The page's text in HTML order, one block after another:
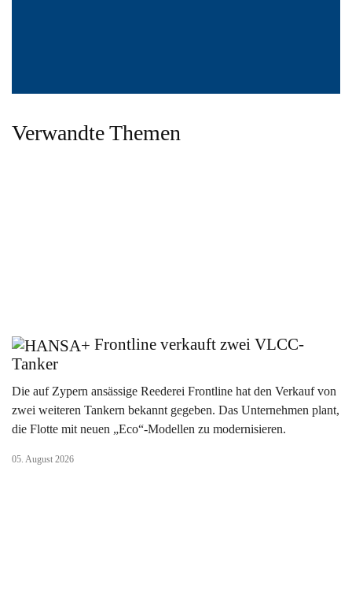
Verwandte Themen
Frontline verkauft zwei VLCC-
Tanker
Die auf Zypern ansässige Reederei Frontline hat den Verkauf von
zwei weiteren Tankern bekannt gegeben. Das Unternehmen plant,
die Flotte mit neuen „Eco“-Modellen zu modernisieren.
05. August 2026